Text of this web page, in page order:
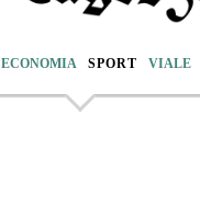
ECONOMIA SPORT VIALE